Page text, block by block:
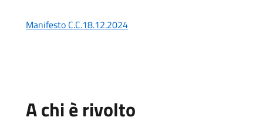
Manifesto C.C.18.12.2024
A chi è rivolto